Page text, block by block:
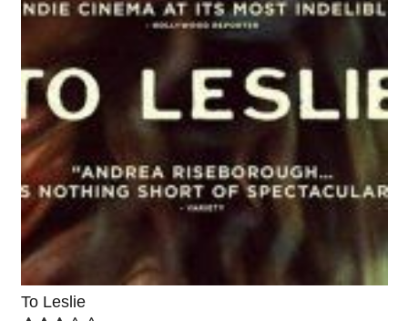
To Leslie